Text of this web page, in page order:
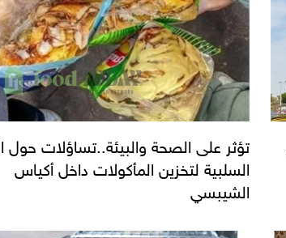
تؤثر على الصحة والبيئة..تساؤلات حول
السلبية لتخزين المأكولات داخل أكياس
الشيبسي